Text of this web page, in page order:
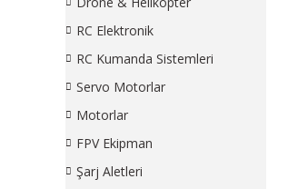
RC Elektronik
RC Kumanda Sistemleri
Servo Motorlar
Motorlar
FPV Ekipman
Şarj Aletleri